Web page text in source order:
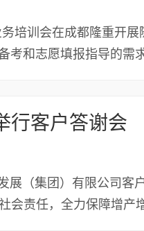
培训会在成都隆重开展
考和志愿填报指导的需
行客户答谢会
展（集团）有限公司客
会责任，全力保障增产